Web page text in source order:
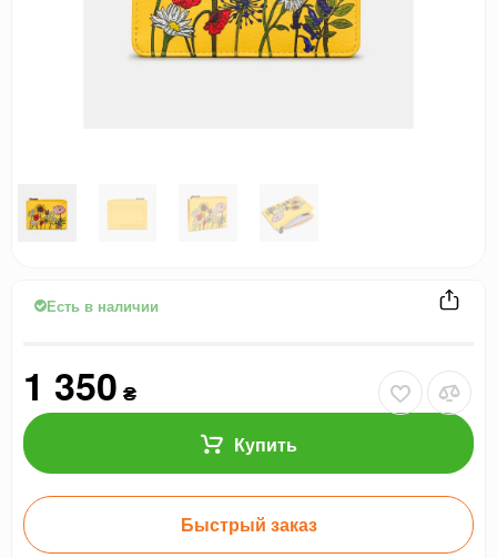
Есть в наличии
1 350 ₴
Купить
Быстрый заказ